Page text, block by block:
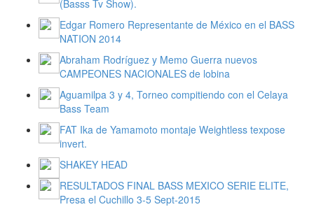
(Basss Tv Show).
Edgar Romero Representante de México en el BASS
NATION 2014
Abraham Rodríguez y Memo Guerra nuevos
CAMPEONES NACIONALES de lobina
Aguamilpa 3 y 4, Torneo compitiendo con el Celaya
Bass Team
FAT Ika de Yamamoto montaje Weightless texpose
invert.
SHAKEY HEAD
RESULTADOS FINAL BASS MEXICO SERIE ELITE,
Presa el Cuchillo 3-5 Sept-2015